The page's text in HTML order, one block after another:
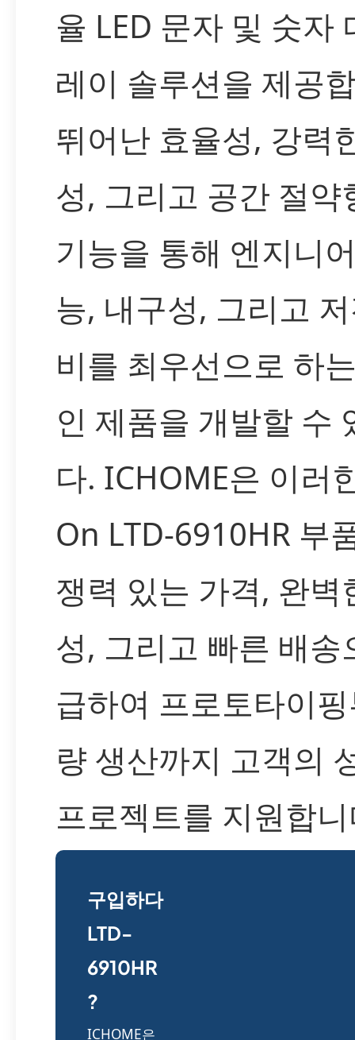
율 LED 문자 및 숫자
레이 솔루션을 제공
뛰어난 효율성, 강력
성, 그리고 공간 절약
기능을 통해 엔지니
능, 내구성, 그리고
비를 최우선으로 하
인 제품을 개발할 수
다. ICHOME은 이러
On LTD-6910HR 부
쟁력 있는 가격, 완벽
성, 그리고 빠른 배송
급하여 프로토타이
량 생산까지 고객의
프로젝트를 지원합
구입하다
LTD-
6910HR
?
ICHOME은